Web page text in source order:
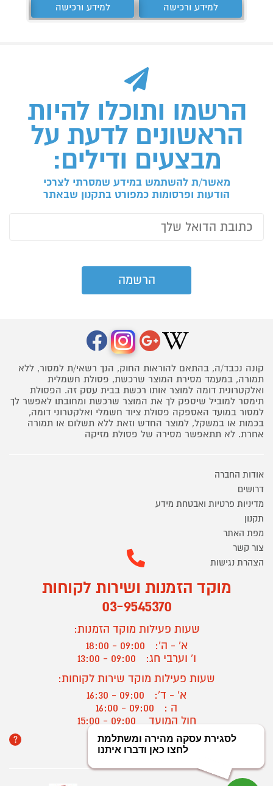
למידע ורכישה למידע ורכישה
הרשמו ותוכלו להיות
הראשונים לדעת על
מבצעים ודילים:
מאשר/ת להשתמש במידע שמסרתי לצרכי
הודעות ופרסומות כמפורט בתקנון שבאתר
קונה נכבד/ה, בהתאם להוראות החוק, הנך רשאי/ת למסור, ללא
תמורה, במעמד מסירת המוצר שרכשת, פסולת חשמלית
ואלקטרונית דומה למוצר אותו רכשת בבית עסק זה. הפסולת
תימסר למוביל שיספק לך את המוצר שרכשת ומחובתו לאפשר לך
למסור במועד האספקה פסולת ציוד חשמלי ואלקטרוני דומה,
בכמות או במשקל, למוצר החדש וזאת ללא תשלום או תמורה
אחרת. לא תתאפשר מסירה של פסולת מזיקה
אודות החברה
דרושים
מדיניות פרטיות ואבטחת מידע
תקנון
מפת האתר
צור קשר
הצהרת נגישות
מוקד הזמנות ושירות לקוחות
03-9545370
שעות פעילות מוקד הזמנות:
א' - ה':
09:00 - 18:00
ו' וערבי חג:
09:00 - 13:00
שעות פעילות מוקד שירות לקוחות:
א' - ד':
09:00 - 16:30
ה :
09:00 - 16:00
חול המועד
? יצירת קשר/ביטול הזמנה